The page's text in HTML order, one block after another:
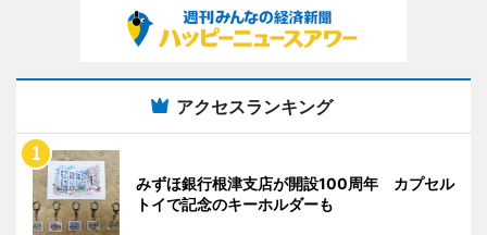
アクセスランキング
みずほ銀行根津支店が開設100周年 カプセル
トイで記念のキーホルダーも